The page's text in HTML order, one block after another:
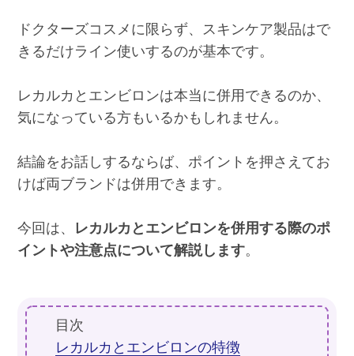
ドクターズコスメに限らず、スキンケア製品はで
きるだけライン使いするのが基本です。
レカルカとエンビロンは本当に併用できるのか、
気になっている方もいるかもしれません。
結論をお話しするならば、ポイントを押さえてお
けば両ブランドは併用できます。
今回は、
レカルカとエンビロンを併用する際のポ
イントや注意点について解説します。
目次
レカルカとエンビロンの特徴